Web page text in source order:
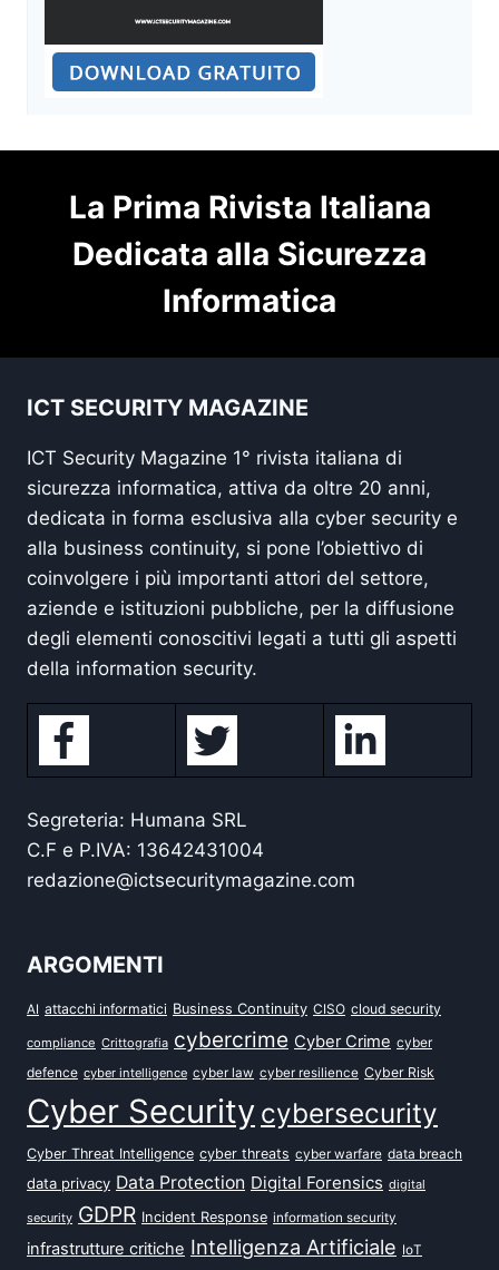
La Prima Rivista Italiana
Dedicata alla Sicurezza
Informatica
ICT SECURITY MAGAZINE
ICT Security Magazine 1° rivista italiana di
sicurezza informatica, attiva da oltre 20 anni,
dedicata in forma esclusiva alla cyber security e
alla business continuity, si pone l’obiettivo di
coinvolgere i più importanti attori del settore,
aziende e istituzioni pubbliche, per la diffusione
degli elementi conoscitivi legati a tutti gli aspetti
della information security.
Segreteria: Humana SRL
C.F e P.IVA: 13642431004
redazione@ictsecuritymagazine.com
ARGOMENTI
AI attacchi informatici Business Continuity CISO cloud security
compliance Crittografia cybercrime Cyber Crime cyber
defence cyber intelligence cyber law cyber resilience Cyber Risk
Cyber Security cybersecurity
Cyber Threat Intelligence cyber threats cyber warfare data breach
data privacy Data Protection Digital Forensics digital
security GDPR Incident Response information security
infrastrutture critiche Intelligenza Artificiale IoT